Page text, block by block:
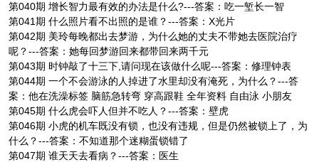
第040期 增长智力最有效的办法是什么?---答案：吃一堑长一智
第041期 什么照片看不出照的是谁？---答案：X光片
第042期 美玲每晚都出去梦游，为什么她的丈夫不带她去医院治疗
呢？---答案：她每回梦游回来都带回来两千元
第043期 时钟敲了十三下,请问现在该做什么呢---答案：修理钟表
第044期 一个不会游泳的人掉进了水里却没有淹死，为什么？---答
案：他在洗澡标签 脑筋急转弯 穿高跟鞋 全年资料 自由泳 小朋友
第045期 什么虎会吓人但并不吃人？---答案：壁虎
第046期 小虎的机车既没有锁，也没有违规，但是仍然被锁上了，为
什么？---答案：不知道那个迷糊蛋锁错了
第047期 谁天天去看病？---答案：医生